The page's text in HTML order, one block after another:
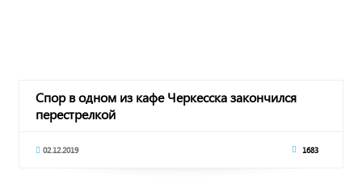
Спор в одном из кафе Черкесска закончился
перестрелкой
02.12.2019 1683